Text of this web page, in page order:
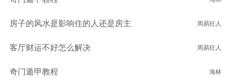
周易狂人
房子的风水是影响住的人还是房主
周易狂人
客厅财运不好怎么解决
海林
奇门遁甲教程